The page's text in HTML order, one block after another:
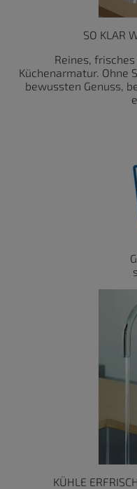
SO KLAR
Reines,
Küchenarmatur. Ohne
bewussten Genuss,
KÜHLE